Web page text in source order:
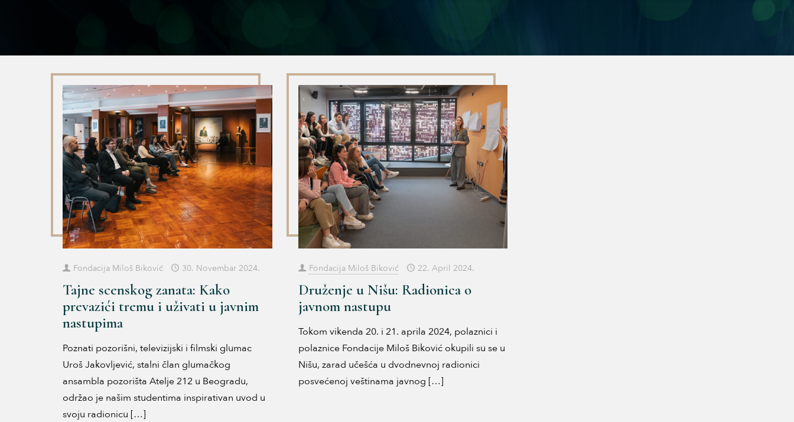
Fondacija Miloš Biković 30. Novembar 2024.
Tajne scenskog zanata: Kako
prevazići tremu i uživati u javnim
nastupima
Poznati pozorišni, televizijski i filmski glumac
Uroš Jakovljević, stalni član glumačkog
ansambla pozorišta Atelje 212 u Beogradu,
održao je našim studentima inspirativan uvod u
svoju radionicu […]
Fondacija Miloš Biković 22. April 2024.
Druženje u Nišu: Radionica o
javnom nastupu
Tokom vikenda 20. i 21. aprila 2024, polaznici i
polaznice Fondacije Miloš Biković okupili su se u
Nišu, zarad učešća u dvodnevnoj radionici
posvećenoj veštinama javnog […]